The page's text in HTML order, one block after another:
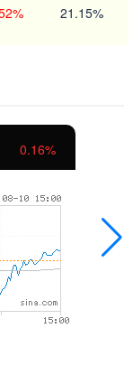
21.15%
-1.00%